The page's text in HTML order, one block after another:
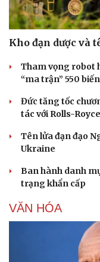
Sức khỏe
Dinh dưỡng - món ngon
Cây thuốc
Sản phụ khoa
Nhi khoa
Nam khoa
Phòng mạch online
Ăn sạch sống khỏe
Kho đạn dược và
Tham vọng robot
“ma trận” 550
Đức tăng tốc
tác với Rolls-Royce
Tên lửa đạn đạo
Ukraine
Ban hành danh
trạng khẩn cấp
VĂN HÓA